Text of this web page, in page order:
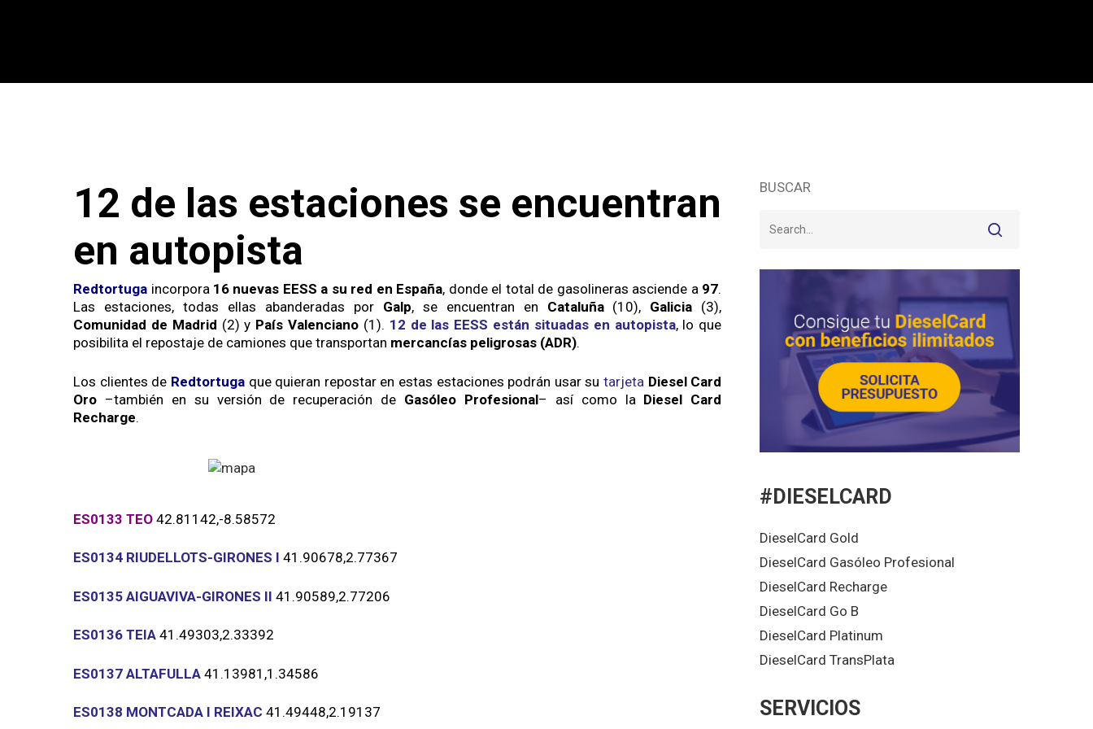
12 de las estaciones se encuentran
en autopista
Redtortuga incorpora 16 nuevas EESS a su red en España, donde el total de gasolineras asciende a 97.
Las estaciones, todas ellas abanderadas por Galp, se encuentran en Cataluña(10), Galicia (3),
Comunidad de Madrid (2) y País Valenciano (1). 12 de las EESS están situadas en autopista, lo que
posibilita el repostaje de camiones que transportan mercancías peligrosas (ADR).
Los clientes de Redtortuga que quieran repostar en estas estaciones podrán usar sutarjeta Diesel Card
Oro –también en su versión de recuperación de Gasóleo Profesional– así como la Diesel Card
Recharge.
ES0133 TEO 42.81142,-8.58572
ES0134 RIUDELLOTS-GIRONES I 41.90678,2.77367
ES0135 AIGUAVIVA-GIRONES II 41.90589,2.77206
ES0136 TEIA 41.49303,2.33392
ES0137 ALTAFULLA 41.13981,1.34586
ES0138 MONTCADA I REIXAC 41.49448,2.19137
BUSCAR
#DIESELCARD
DieselCard Gold
DieselCard Gasóleo Profesional
DieselCard Recharge
DieselCard Go B
DieselCard Platinum
DieselCard TransPlata
SERVICIOS